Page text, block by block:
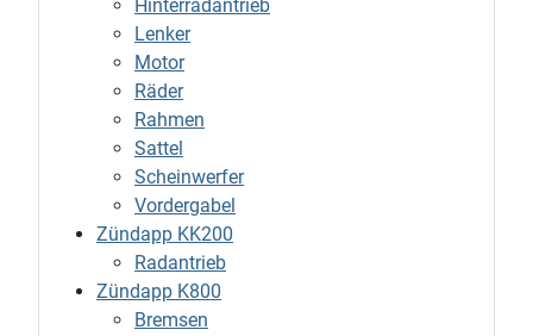
Hinterradantrieb
Lenker
Motor
Räder
Rahmen
Sattel
Scheinwerfer
Vordergabel
Zündapp KK200
Radantrieb
Zündapp K800
Bremsen